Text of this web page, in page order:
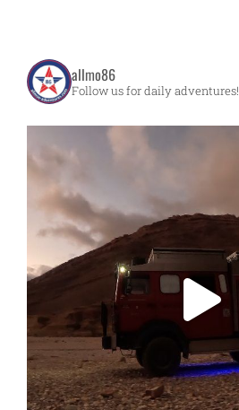
allmo86
Follow us for daily adventures!